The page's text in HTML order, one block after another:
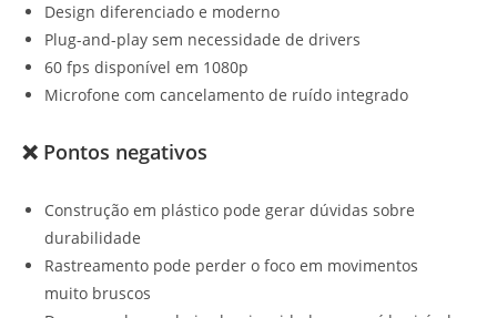
Design diferenciado e moderno
Plug-and-play sem necessidade de drivers
60 fps disponível em 1080p
Microfone com cancelamento de ruído integrado
❌ Pontos negativos
Construção em plástico pode gerar dúvidas sobre
durabilidade
Rastreamento pode perder o foco em movimentos
muito bruscos